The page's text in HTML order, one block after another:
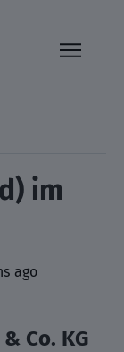
im
ago
Co. KG